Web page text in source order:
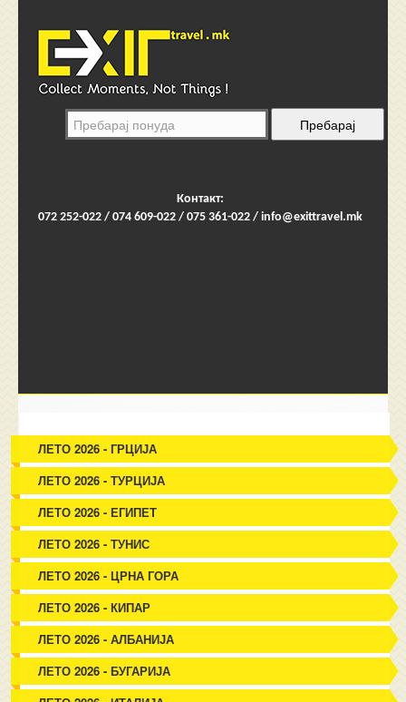
Контакт:
072 252-022 / 074 609-022 / 075 361-022 / info@exittravel.mk
ЛЕТО 2026 - ГРЦИЈА
ЛЕТО 2026 - ТУРЦИЈА
ЛЕТО 2026 - ЕГИПЕТ
ЛЕТО 2026 - ТУНИС
ЛЕТО 2026 - ЦРНА ГОРА
ЛЕТО 2026 - КИПАР
ЛЕТО 2026 - АЛБАНИЈА
ЛЕТО 2026 - БУГАРИЈА